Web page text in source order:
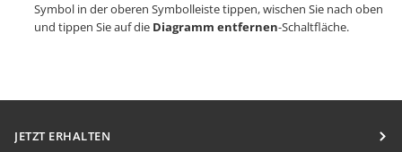
Symbol in der oberen Symbolleiste tippen, wischen Sie nach oben
und tippen Sie auf die Diagramm entfernen-Schaltfläche.
JETZT ERHALTEN